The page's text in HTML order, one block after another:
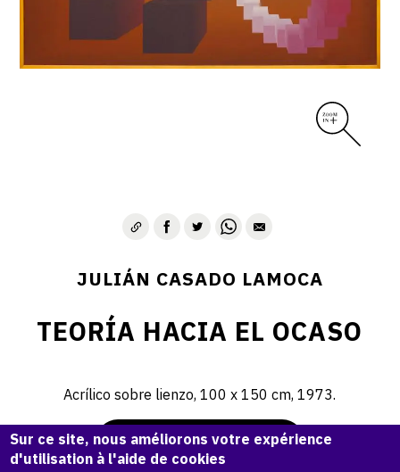
JULIÁN CASADO LAMOCA
TEORÍA HACIA EL OCASO
Acrílico sobre lienzo, 100 x 150 cm, 1973.
Demande d'information
Sur ce site, nous améliorons votre expérience
d'utilisation à l'aide de cookies